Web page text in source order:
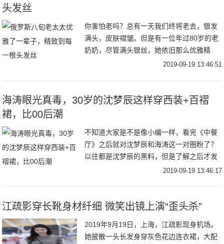
头发丝
你害怕老吗？总有一天我们终将老去，银发
满头，皮肤褶皱。但是有一位年过80岁的老
奶奶，尽管满头银丝，她依旧那么优雅精
致。下面我们来说一下这位老奶奶吧。俄罗
2019-09-19 13:46:51
海涛眼光真毒，30岁的沈梦辰这样穿西装+百褶
裙，比00后潮
不知道大家是不是像小编一样，看完《中餐
厅》之后就对沈梦辰和海涛这一对圈粉了？
以往都是沈梦辰的黑料，但是了解之后才发
现，其实沈梦辰的性格开朗， 大大咧咧的很
2019-09-19 13:46:17
江疏影穿长靴身材纤细 微笑出镜上演“歪头杀”
2019年9月19日，上海，江疏影现身机场。
她披散一头长发身穿灰色花边连衣裙，大配